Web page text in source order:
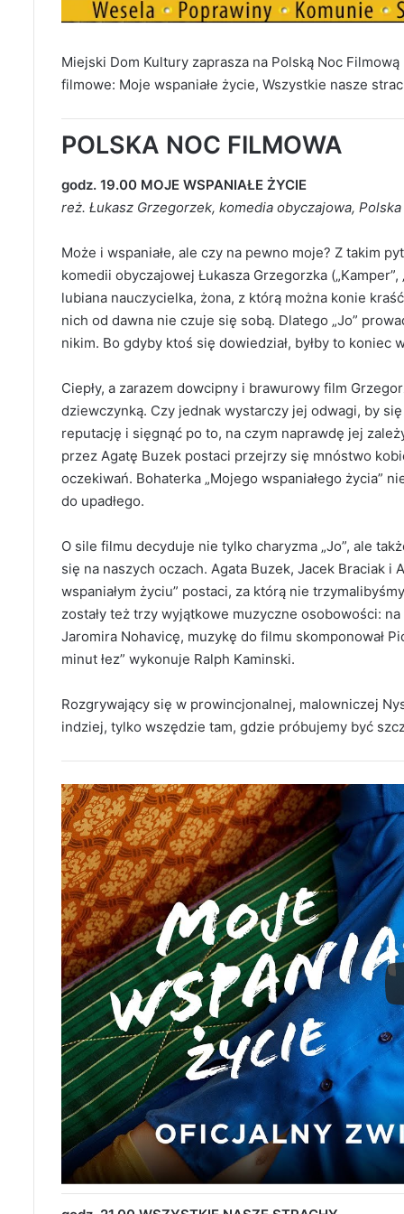
Miejski Dom Kultury zaprasza na Polską Noc
filmowe: Moje wspaniałe życie, Wszystkie nasze
POLSKA NOC FILMOWA
godz. 19.00 MOJE WSPANIAŁE ŻYCIE
reż. Łukasz Grzegorzek, komedia obyczajowa,
Może i wspaniałe, ale czy na pewno moje? Z takim
komedii obyczajowej Łukasza Grzegorzka
lubiana nauczycielka, żona, z którą można konie
nich od dawna nie czuje się sobą. Dlatego „Jo”
nikim. Bo gdyby ktoś się dowiedział, byłby to koniec
Ciepły, a zarazem dowcipny i brawurowy film
dziewczynką. Czy jednak wystarczy jej odwagi, by
reputację i sięgnąć po to, na czym naprawdę jej
przez Agatę Buzek postaci przejrzy się mnóstwo
oczekiwań. Bohaterka „Mojego wspaniałego życia”
do upadłego.
O sile filmu decyduje nie tylko charyzma „Jo”, ale
się na naszych oczach. Agata Buzek, Jacek Braciak i
wspaniałym życiu” postaci, za którą nie
zostały też trzy wyjątkowe muzyczne osobowości:
Jaromira Nohavicę, muzykę do filmu skomponował
minut łez” wykonuje Ralph Kaminski.
Rozgrywający się w prowincjonalnej, malowniczej
indziej, tylko wszędzie tam, gdzie próbujemy być